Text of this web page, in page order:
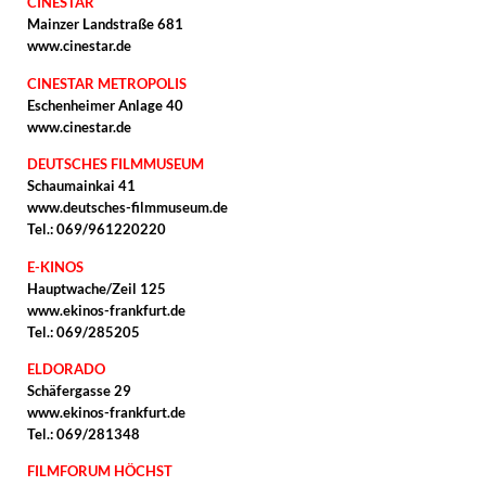
Mainzer Landstraße 681
www.cinestar.de
CINESTAR METROPOLIS
Eschenheimer Anlage 40
www.cinestar.de
DEUTSCHES FILMMUSEUM
Schaumainkai 41
www.deutsches-filmmuseum.de
Tel.: 069/961220220
E-KINOS
Hauptwache/Zeil 125
www.ekinos-frankfurt.de
Tel.: 069/285205
ELDORADO
Schäfergasse 29
www.ekinos-frankfurt.de
Tel.: 069/281348
FILMFORUM HÖCHST